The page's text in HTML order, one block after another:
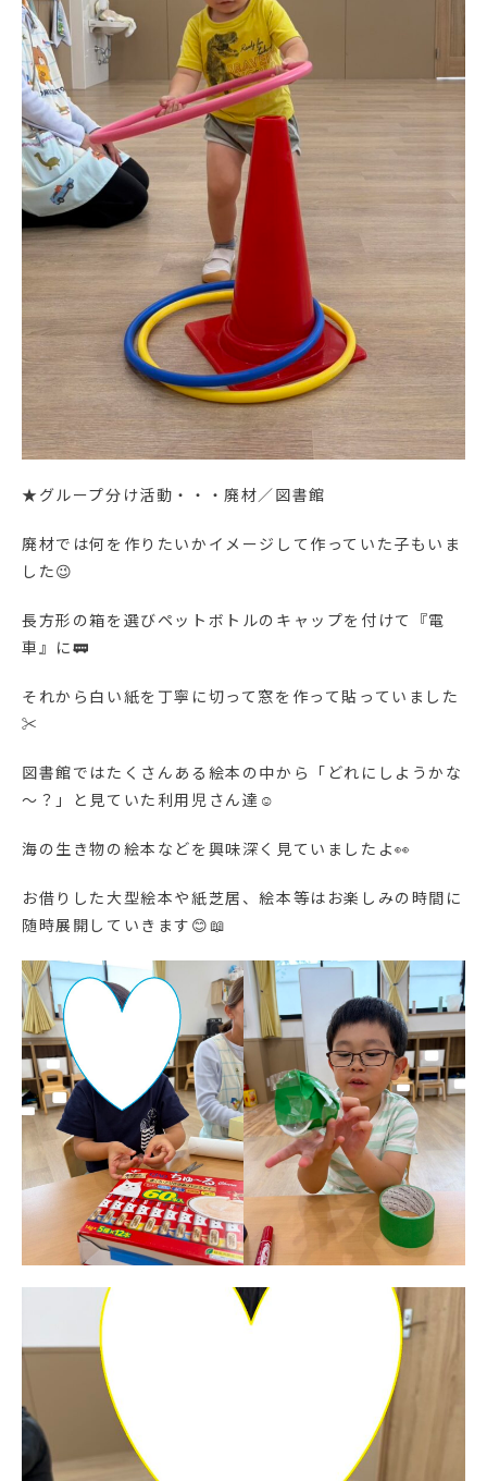
★グループ分け活動・・・廃材／図書館
廃材では何を作りたいかイメージして作っていた子もいま
した😉
長方形の箱を選びペットボトルのキャップを付けて『電
車』に🚃
それから白い紙を丁寧に切って窓を作って貼っていました
✂
図書館ではたくさんある絵本の中から「どれにしようかな
～？」と見ていた利用児さん達☺
海の生き物の絵本などを興味深く見ていましたよ👀
お借りした大型絵本や紙芝居、絵本等はお楽しみの時間に
随時展開していきます😊📖